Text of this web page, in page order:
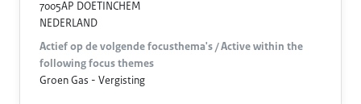
7005AP DOETINCHEM
NEDERLAND
Actief op de volgende focusthema's / Active within the
following focus themes
Groen Gas - Vergisting